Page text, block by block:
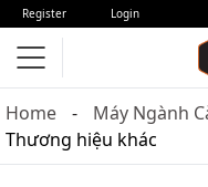
Register Login
Home Máy Ngành
Thương hiệu khác